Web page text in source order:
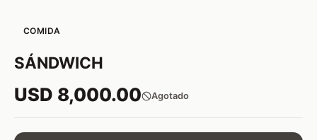
COMIDA
SÁNDWICH
USD 8,000.00 Agotado